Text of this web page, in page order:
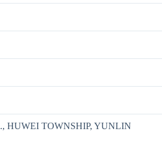
HUWEI TOWNSHIP, YUNLIN